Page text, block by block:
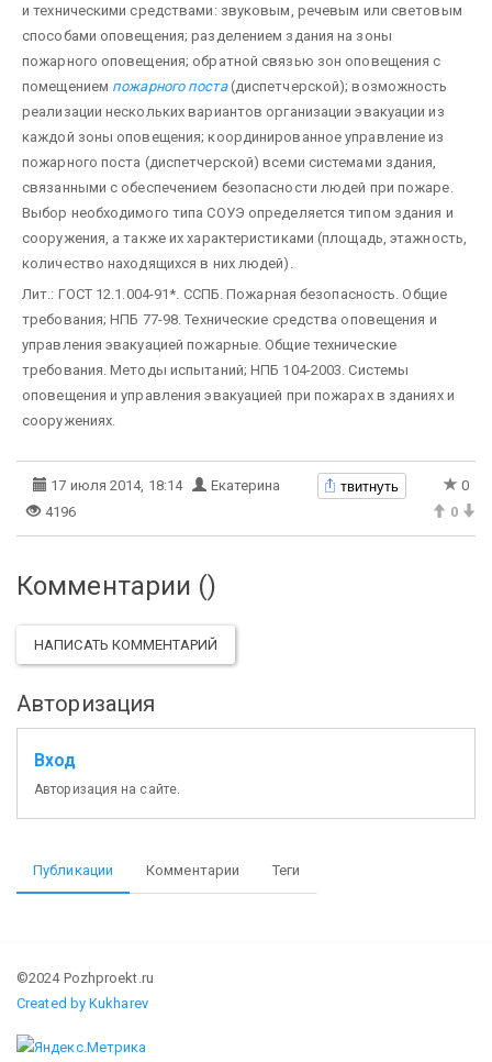
и техническими средствами: звуковым, речевым или световым
способами оповещения; разделением здания на зоны
пожарного оповещения; обратной связью зон оповещения с
помещением пожарного поста(диспетчерской); возможность
реализации нескольких вариантов организации эвакуации из
каждой зоны оповещения; координированное управление из
пожарного поста (диспетчерской) всеми системами здания,
связанными с обеспечением безопасности людей при пожаре.
Выбор необходимого типа СОУЭ определяется типом здания и
сооружения, а также их характеристиками (площадь, этажность,
количество находящихся в них людей).
Лит.: ГОСТ 12.1.004-91*. ССПБ. Пожарная безопасность. Общие
требования; НПБ 77-98. Технические средства оповещения и
управления эвакуацией пожарные. Общие технические
требования. Методы испытаний; НПБ 104-2003. Системы
оповещения и управления эвакуацией при пожарах в зданиях и
сооружениях.
17 июля 2014, 18:14 Екатерина твитнуть
0
4196
0
Комментарии ()
НАПИСАТЬ КОММЕНТАРИЙ
Авторизация
Вход
Авторизация на сайте.
Публикации Комментарии Теги
©2024 Pozhproekt.ru
Created by Kukharev